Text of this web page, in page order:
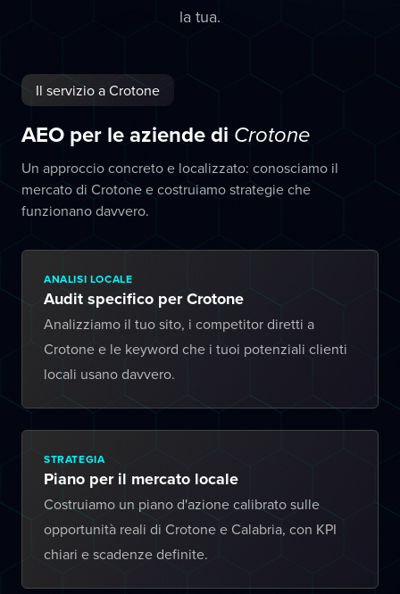
la tua.
Il servizio a Crotone
AEO per le aziende di Crotone
Un approccio concreto e localizzato: conosciamo il
mercato di Crotone e costruiamo strategie che
funzionano davvero.
ANALISI LOCALE
Audit specifico per Crotone
Analizziamo il tuo sito, i competitor diretti a
Crotone e le keyword che i tuoi potenziali clienti
locali usano davvero.
STRATEGIA
Piano per il mercato locale
Costruiamo un piano d'azione calibrato sulle
opportunità reali di Crotone e Calabria, con KPI
chiari e scadenze definite.